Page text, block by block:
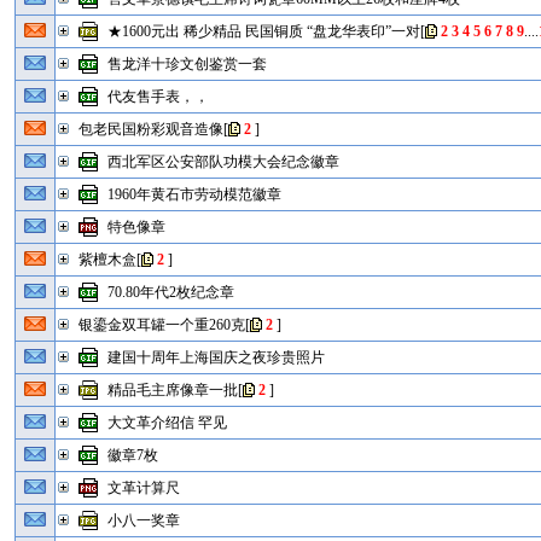
★1600元出 稀少精品 民国铜质 “盘龙华表印”一对[ 2 3 4 5 6 7 8 9....
售龙洋十珍文创鉴赏一套
代友售手表，，
包老民国粉彩观音造像[ 2 ]
西北军区公安部队功模大会纪念徽章
1960年黄石市劳动模范徽章
特色像章
紫檀木盒[ 2 ]
70.80年代2枚纪念章
银鎏金双耳罐一个重260克[ 2 ]
建国十周年上海国庆之夜珍贵照片
精品毛主席像章一批[ 2 ]
大文革介绍信 罕见
徽章7枚
文革计算尺
小八一奖章